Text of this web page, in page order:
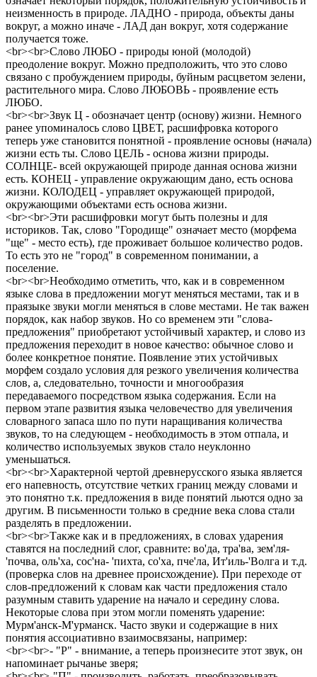
неизменность в природе. ЛАДНО - природа, объекты даны
вокруг, а можно иначе - ЛАД дан вокруг, хотя содержание
получается тоже.
<br><br>Слово ЛЮБО - природы юной (молодой)
преодоление вокруг. Можно предположить, что это слово
связано с пробуждением природы, буйным расцветом зелени,
растительного мира. Слово ЛЮБОВЬ - проявление есть
ЛЮБО.
<br><br>Звук Ц - обозначает центр (основу) жизни. Немного
ранее упоминалось слово ЦВЕТ, расшифровка которого
теперь уже становится понятной - проявление основы (начала)
жизни есть ты. Слово ЦЕЛЬ - основа жизни природы.
СОЛНЦЕ- всей окружающей природе данная основа жизни
есть. КОНЕЦ - управление окружающим дано, есть основа
жизни. КОЛОДЕЦ - управляет окружающей природой,
окружающими объектами есть основа жизни.
<br><br>Эти расшифровки могут быть полезны и для
историков. Так, слово "Городище" означает место (морфема
"ще" - место есть), где проживает большое количество родов.
То есть это не "город" в современном понимании, а
поселение.
<br><br>Необходимо отметить, что, как и в современном
языке слова в предложении могут меняться местами, так и в
праязыке звуки могли меняться в слове местами. Не так важен
порядок, как набор звуков. Но со временем эти "слова-
предложения" приобретают устойчивый характер, и слово из
предложения переходит в новое качество: обычное слово и
более конкретное понятие. Появление этих устойчивых
морфем создало условия для резкого увеличения количества
слов, а, следовательно, точности и многообразия
передаваемого посредством языка содержания. Если на
первом этапе развития языка человечество для увеличения
словарного запаса шло по пути наращивания количества
звуков, то на следующем - необходимость в этом отпала, и
количество используемых звуков стало неуклонно
уменьшаться.
<br><br>Характерной чертой древнерусского языка является
его напевность, отсутствие четких границ между словами и
это понятно т.к. предложения в виде понятий льются одно за
другим. В письменности только в средние века слова стали
разделять в предложении.
<br><br>Также как и в предложениях, в словах ударения
ставятся на последний слог, сравните: во'да, тра'ва, зем'ля-
'почва, оль'ха, сос'на- 'пихта, со'ха, пче'ла, Ит'иль-'Волга и т.д.
(проверка слов на древнее происхождение). При переходе от
слов-предложений к словам как части предложения стало
разумным ставить ударение на начало и середину слова.
Некоторые слова при этом могли поменять ударение:
Мурм'анск-М'урманск. Часто звуки и содержащие в них
понятия ассоциативно взаимосвязаны, например:
<br><br>- "Р" - внимание, а теперь произнесите этот звук, он
напоминает рычанье зверя;